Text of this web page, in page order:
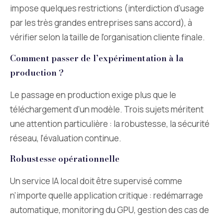
impose quelques restrictions (interdiction d’usage
par les très grandes entreprises sans accord), à
vérifier selon la taille de l’organisation cliente finale.
Comment passer de l’expérimentation à la
production ?
Le passage en production exige plus que le
téléchargement d’un modèle. Trois sujets méritent
une attention particulière : la robustesse, la sécurité
réseau, l’évaluation continue.
Robustesse opérationnelle
Un service IA local doit être supervisé comme
n’importe quelle application critique : redémarrage
automatique, monitoring du GPU, gestion des cas de